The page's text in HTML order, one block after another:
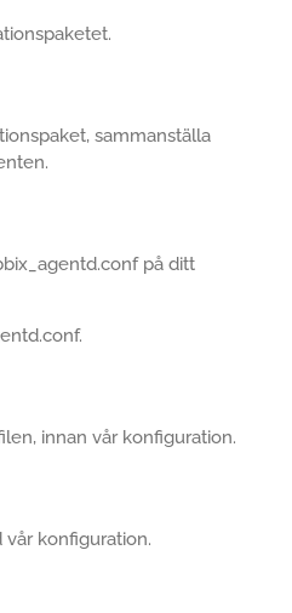
sammanställa
på ditt
innan vår konfiguration.
vår konfiguration.